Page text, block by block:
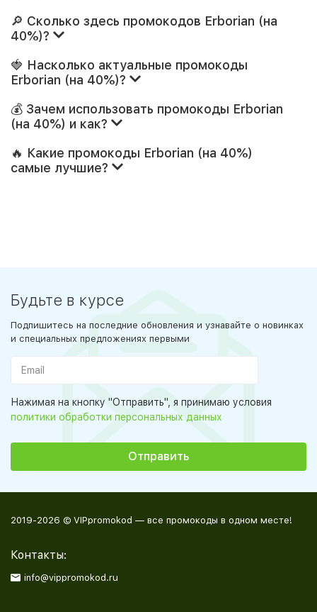
🔎 Сколько здесь промокодов Erborian (на
40%)?
🍓 Насколько актуальные промокоды
Erborian (на 40%)?
💰 Зачем использовать промокоды Erborian
(на 40%) и как?
🔥 Какие промокоды Erborian (на 40%)
самые лучшие?
Будьте в курсе
Подпишитесь на последние обновления и узнавайте о новинках
и специальных предложениях первыми
Нажимая на кнопку "Отправить", я принимаю условия
политики обработки персональных данных
2019-2026 © VIPpromokod — все промокоды в одном месте!
Контакты:
info@vippromokod.ru